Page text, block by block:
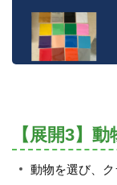
【展開3】
動物を選び、